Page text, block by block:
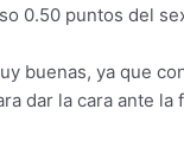
0.50 puntos del
buenas, ya que
dar la cara ante la